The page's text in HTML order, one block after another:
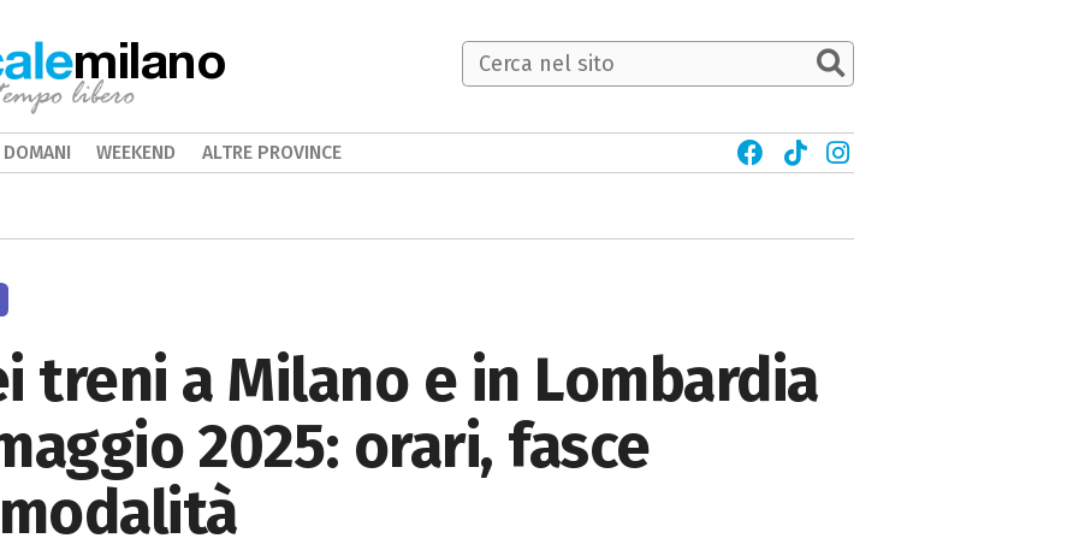
treni a Milano e in Lombardia
2025: orari, fasce
milano
DOMANI WEEKEND ALTRE PROVINCE